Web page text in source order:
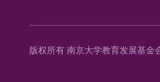
版权所有 南京大学教育发展基金